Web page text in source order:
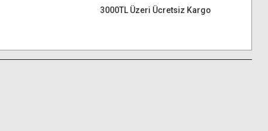
3000TL Üzeri Ücretsiz Kargo